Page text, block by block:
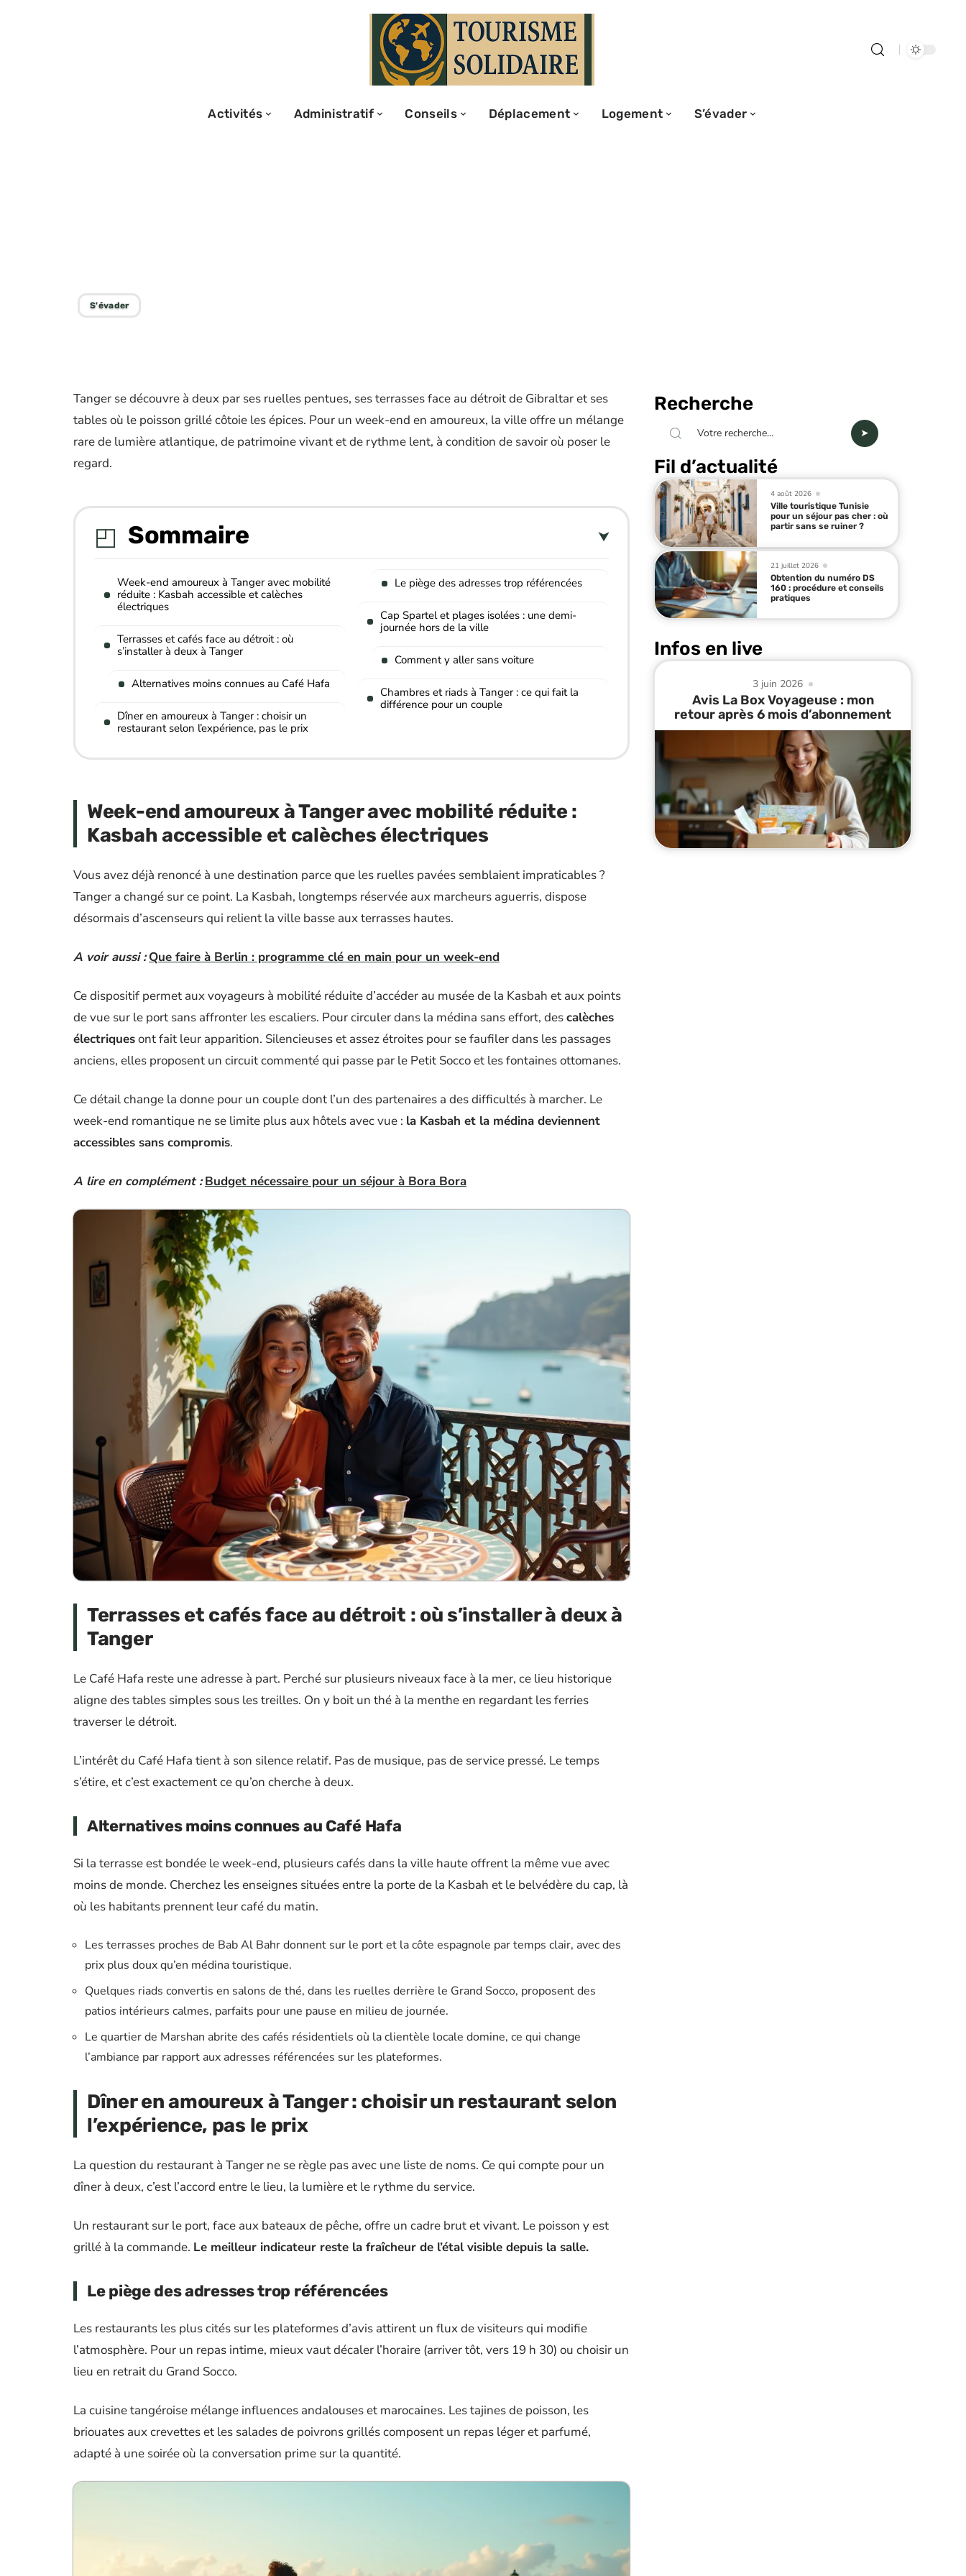
Activités Administratif Conseils Déplacement Logement S’évader
S'évader
Tanger se découvre à deux par ses ruelles pentues, ses terrasses face au détroit de Gibraltar et ses
tables où le poisson grillé côtoie les épices. Pour un week-end en amoureux, la ville offre un mélange
rare de lumière atlantique, de patrimoine vivant et de rythme lent, à condition de savoir où poser le
regard.
Sommaire
Week-end amoureux à Tanger avec mobilité
réduite : Kasbah accessible et calèches
électriques
Terrasses et cafés face au détroit : où
s’installer à deux à Tanger
Alternatives moins connues au Café Hafa
Dîner en amoureux à Tanger : choisir un
restaurant selon l’expérience, pas le prix
Le piège des adresses trop référencées
Cap Spartel et plages isolées : une demi-
journée hors de la ville
Comment y aller sans voiture
Chambres et riads à Tanger : ce qui fait la
différence pour un couple
Week-end amoureux à Tanger avec mobilité réduite :
Kasbah accessible et calèches électriques
Vous avez déjà renoncé à une destination parce que les ruelles pavées semblaient impraticables ?
Tanger a changé sur ce point. La Kasbah, longtemps réservée aux marcheurs aguerris, dispose
désormais d’ascenseurs qui relient la ville basse aux terrasses hautes.
A voir aussi : Que faire à Berlin : programme clé en main pour un week-end
Ce dispositif permet aux voyageurs à mobilité réduite d’accéder au musée de la Kasbah et aux points
de vue sur le port sans affronter les escaliers. Pour circuler dans la médina sans effort, descalèches
électriquesont fait leur apparition. Silencieuses et assez étroites pour se faufiler dans les passages
anciens, elles proposent un circuit commenté qui passe par le Petit Socco et les fontaines ottomanes.
Ce détail change la donne pour un couple dont l’un des partenaires a des difficultés à marcher. Le
week-end romantique ne se limite plus aux hôtels avec vue : la Kasbah et la médina deviennent
accessibles sans compromis.
A lire en complément : Budget nécessaire pour un séjour à Bora Bora
Terrasses et cafés face au détroit : où s’installer à deux à
Tanger
Le Café Hafa reste une adresse à part. Perché sur plusieurs niveaux face à la mer, ce lieu historique
aligne des tables simples sous les treilles. On y boit un thé à la menthe en regardant les ferries
traverser le détroit.
L’intérêt du Café Hafa tient à son silence relatif. Pas de musique, pas de service pressé. Le temps
s’étire, et c’est exactement ce qu’on cherche à deux.
Alternatives moins connues au Café Hafa
Si la terrasse est bondée le week-end, plusieurs cafés dans la ville haute offrent la même vue avec
moins de monde. Cherchez les enseignes situées entre la porte de la Kasbah et le belvédère du cap, là
où les habitants prennent leur café du matin.
Les terrasses proches de Bab Al Bahr donnent sur le port et la côte espagnole par temps clair, avec des
prix plus doux qu’en médina touristique.
Quelques riads convertis en salons de thé, dans les ruelles derrière le Grand Socco, proposent des
patios intérieurs calmes, parfaits pour une pause en milieu de journée.
Le quartier de Marshan abrite des cafés résidentiels où la clientèle locale domine, ce qui change
l’ambiance par rapport aux adresses référencées sur les plateformes.
Dîner en amoureux à Tanger : choisir un restaurant selon
l’expérience, pas le prix
La question du restaurant à Tanger ne se règle pas avec une liste de noms. Ce qui compte pour un
dîner à deux, c’est l’accord entre le lieu, la lumière et le rythme du service.
Un restaurant sur le port, face aux bateaux de pêche, offre un cadre brut et vivant. Le poisson y est
grillé à la commande. Le meilleur indicateur reste la fraîcheur de l’étal visible depuis la salle.
Le piège des adresses trop référencées
Les restaurants les plus cités sur les plateformes d’avis attirent un flux de visiteurs qui modifie
l’atmosphère. Pour un repas intime, mieux vaut décaler l’horaire (arriver tôt, vers 19 h 30) ou choisir un
lieu en retrait du Grand Socco.
La cuisine tangéroise mélange influences andalouses et marocaines. Les tajines de poisson, les
briouates aux crevettes et les salades de poivrons grillés composent un repas léger et parfumé,
adapté à une soirée où la conversation prime sur la quantité.
Recherche
Fil d’actualité
4 août 2026
Ville touristique Tunisie
pour un séjour pas cher : où
partir sans se ruiner ?
21 juillet 2026
Obtention du numéro DS
160 : procédure et conseils
pratiques
Infos en live
3 juin 2026
Avis La Box Voyageuse : mon
retour après 6 mois d’abonnement